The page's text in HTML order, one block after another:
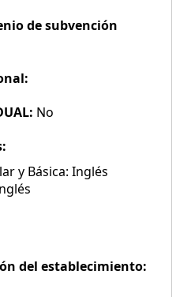
de subvención
No
y Básica: Inglés
del establecimiento: